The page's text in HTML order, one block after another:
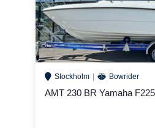
Stockholm Bowrider
AMT 230 BR Yamaha